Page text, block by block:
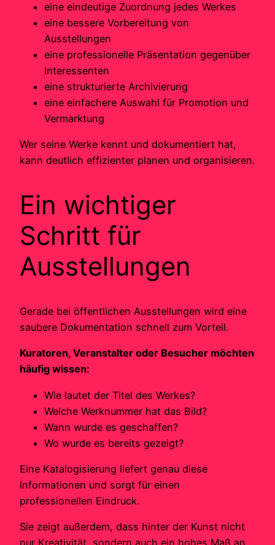
eine eindeutige Zuordnung jedes Werkes
eine bessere Vorbereitung von
Ausstellungen
eine professionelle Präsentation gegenüber
Interessenten
eine strukturierte Archivierung
eine einfachere Auswahl für Promotion und
Vermarktung
Wer seine Werke kennt und dokumentiert hat,
kann deutlich effizienter planen und organisieren.
Ein wichtiger
Schritt für
Ausstellungen
Gerade bei öffentlichen Ausstellungen wird eine
saubere Dokumentation schnell zum Vorteil.
Kuratoren, Veranstalter oder Besucher möchten
häufig wissen:
Wie lautet der Titel des Werkes?
Welche Werknummer hat das Bild?
Wann wurde es geschaffen?
Wo wurde es bereits gezeigt?
Eine Katalogisierung liefert genau diese
Informationen und sorgt für einen
professionellen Eindruck.
Sie zeigt außerdem, dass hinter der Kunst nicht